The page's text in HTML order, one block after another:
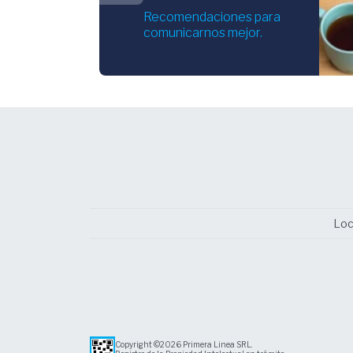
Recomendaciones para
comunicarnos mejor.
Copyright ©2026 Primera Linea SRL.